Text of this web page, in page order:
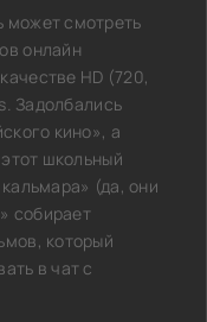
может смотреть
онлайн
HD (720,
Задолбались
кино», а
школьный
(да, они
собирает
который
в чат с